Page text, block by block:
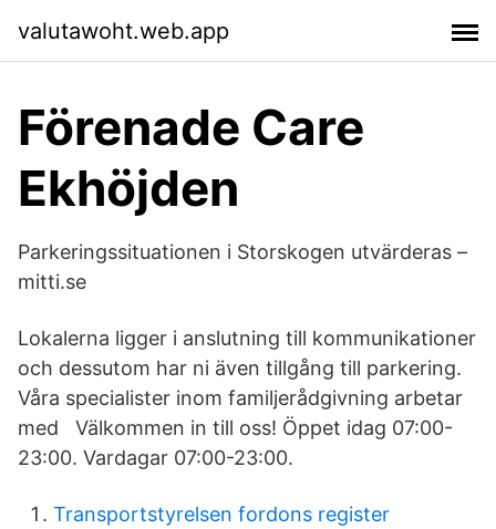
valutawoht.web.app
Förenade Care
Ekhöjden
Parkeringssituationen i Storskogen utvärderas –
mitti.se
Lokalerna ligger i anslutning till kommunikationer
och dessutom har ni även tillgång till parkering.
Våra specialister inom familjerådgivning arbetar
med Välkommen in till oss! Öppet idag 07:00-
23:00. Vardagar 07:00-23:00.
Transportstyrelsen fordons register